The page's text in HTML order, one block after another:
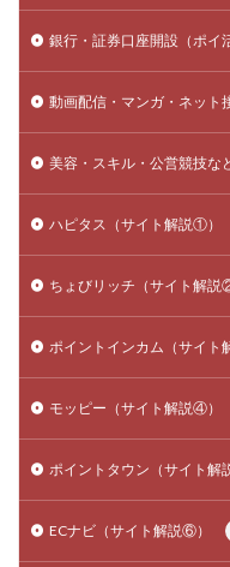
銀行・証券口座開設（ポイ
動画配信・マンガ・ネット
美容・スキル・公営競技な
ハピタス（サイト解説①）
ちょびリッチ（サイト解説
ポイントインカム（サイト
モッピー（サイト解説④）
ポイントタウン（サイト解
ECナビ（サイト解説⑥）